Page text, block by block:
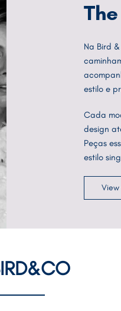
Na Bird
estilo e
Cada
design
Peças
estilo